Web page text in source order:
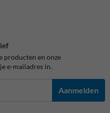
producten en onze
e-mailadres in.
Aanmelden